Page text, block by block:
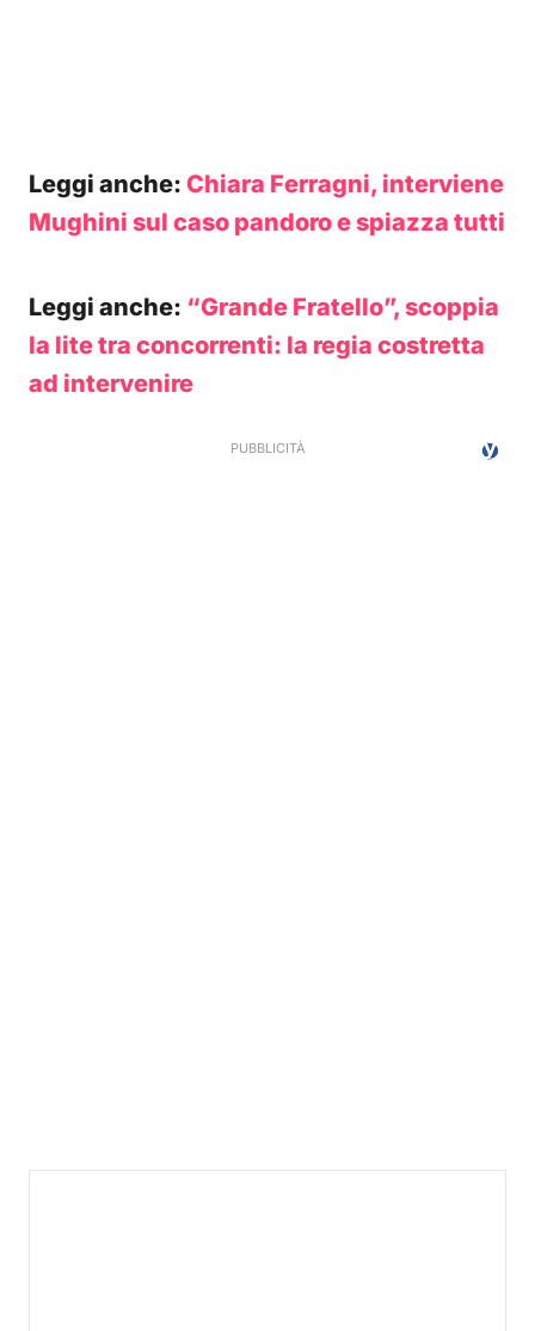
Leggi anche: Chiara Ferragni, interviene
Mughini sul caso pandoro e spiazza tutti
Leggi anche: “Grande Fratello”, scoppia
la lite tra concorrenti: la regia costretta
ad intervenire